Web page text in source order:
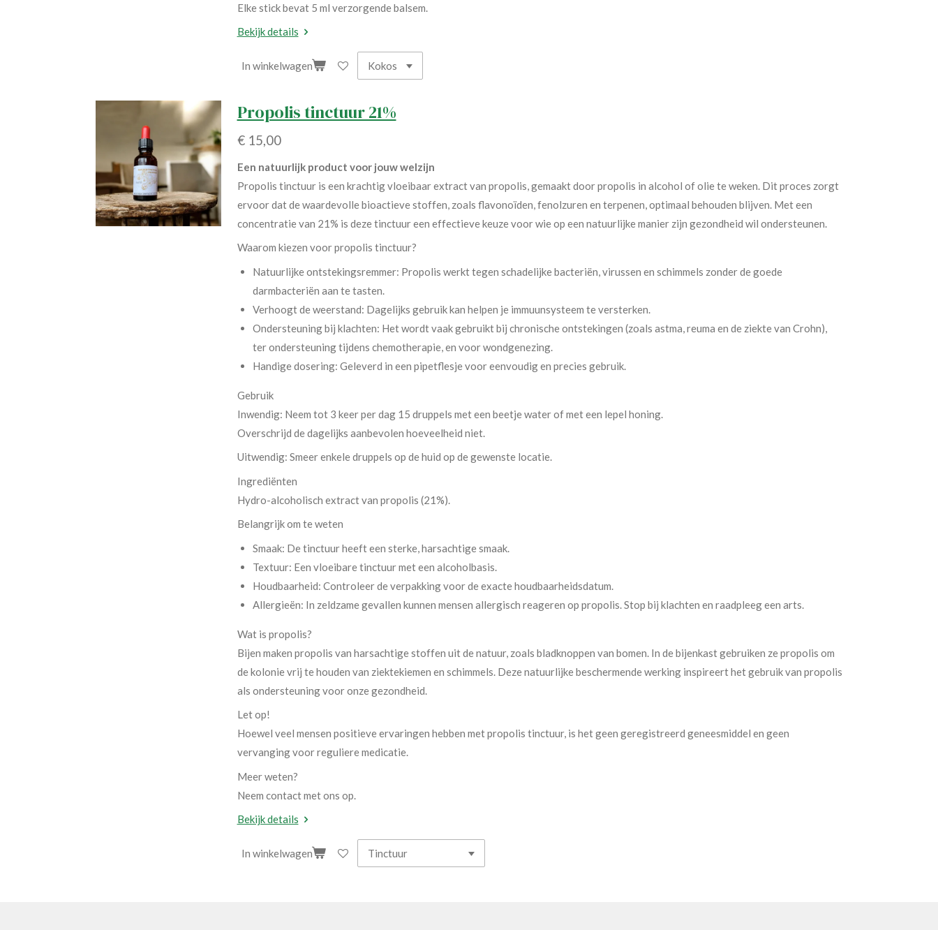
Elke stick bevat 5 ml verzorgende balsem.
Bekijk details
In winkelwagen
Propolis tinctuur 21%
€ 15,00
Een natuurlijk product voor jouw welzijn
Propolis tinctuur is een krachtig vloeibaar extract van propolis, gemaakt door propolis in alcohol of olie te weken. Dit proces zorgt
ervoor dat de waardevolle bioactieve stoffen, zoals flavonoïden, fenolzuren en terpenen, optimaal behouden blijven. Met een
concentratie van 21% is deze tinctuur een effectieve keuze voor wie op een natuurlijke manier zijn gezondheid wil ondersteunen.
Waarom kiezen voor propolis tinctuur?
Natuurlijke ontstekingsremmer: Propolis werkt tegen schadelijke bacteriën, virussen en schimmels zonder de goede
darmbacteriën aan te tasten.
Verhoogt de weerstand: Dagelijks gebruik kan helpen je immuunsysteem te versterken.
Ondersteuning bij klachten: Het wordt vaak gebruikt bij chronische ontstekingen (zoals astma, reuma en de ziekte van Crohn),
ter ondersteuning tijdens chemotherapie, en voor wondgenezing.
Handige dosering: Geleverd in een pipetflesje voor eenvoudig en precies gebruik.
Gebruik
Inwendig: Neem tot 3 keer per dag 15 druppels met een beetje water of met een lepel honing.
Overschrijd de dagelijks aanbevolen hoeveelheid niet.
Uitwendig: Smeer enkele druppels op de huid op de gewenste locatie.
Ingrediënten
Hydro-alcoholisch extract van propolis (21%).
Belangrijk om te weten
Smaak: De tinctuur heeft een sterke, harsachtige smaak.
Textuur: Een vloeibare tinctuur met een alcoholbasis.
Houdbaarheid: Controleer de verpakking voor de exacte houdbaarheidsdatum.
Allergieën: In zeldzame gevallen kunnen mensen allergisch reageren op propolis. Stop bij klachten en raadpleeg een arts.
Wat is propolis?
Bijen maken propolis van harsachtige stoffen uit de natuur, zoals bladknoppen van bomen. In de bijenkast gebruiken ze propolis om
de kolonie vrij te houden van ziektekiemen en schimmels. Deze natuurlijke beschermende werking inspireert het gebruik van propolis
als ondersteuning voor onze gezondheid.
Let op!
Hoewel veel mensen positieve ervaringen hebben met propolis tinctuur, is het geen geregistreerd geneesmiddel en geen
vervanging voor reguliere medicatie.
Meer weten?
Neem contact met ons op.
Bekijk details
In winkelwagen